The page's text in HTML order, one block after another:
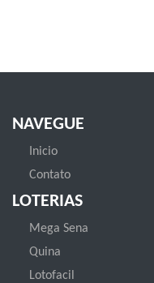
NAVEGUE
Inicio
Contato
LOTERIAS
Mega Sena
Quina
Lotofacil